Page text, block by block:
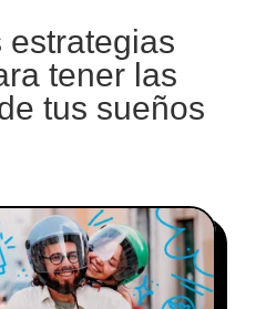
estrategias
tener las
tus sueños